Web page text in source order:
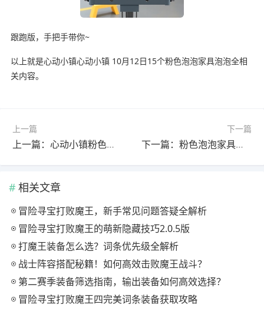
跟跑版，手把手带你~
以上就是心动小镇心动小镇 10月12日15个粉色泡泡家具泡泡全相
关内容。
上一篇
上一篇：心动小镇粉色泡泡家具位置更新指南
下一篇
下一篇：粉色泡泡家具布置指南
相关文章
冒险寻宝打败魔王，新手常见问题答疑全解析
冒险寻宝打败魔王的萌新隐藏技巧2.0.5版
打魔王装备怎么选？词条优先级全解析
战士阵容搭配秘籍！如何高效击败魔王战斗？
第二赛季装备筛选指南，输出装备如何高效选择？
冒险寻宝打败魔王四完美词条装备获取攻略